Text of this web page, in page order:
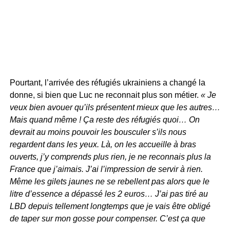
Pourtant, l’arrivée des réfugiés ukrainiens a changé la
donne, si bien que Luc ne reconnait plus son métier. « Je
veux bien avouer qu’ils présentent mieux que les autres…
Mais quand même ! Ça reste des réfugiés quoi… On
devrait au moins pouvoir les bousculer s’ils nous
regardent dans les yeux. Là, on les accueille à bras
ouverts, j’y comprends plus rien, je ne reconnais plus la
France que j’aimais. J’ai l’impression de servir à rien.
Même les gilets jaunes ne se rebellent pas alors que le
litre d’essence a dépassé les 2 euros… J’ai pas tiré au
LBD depuis tellement longtemps que je vais être obligé
de taper sur mon gosse pour compenser. C’est ça que